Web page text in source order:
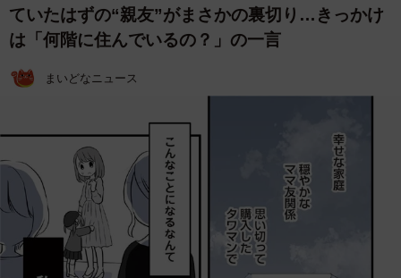
ていたはずの“親友”がまさかの裏切り…きっかけ
は「何階に住んでいるの？」の一言
まいどなニュース